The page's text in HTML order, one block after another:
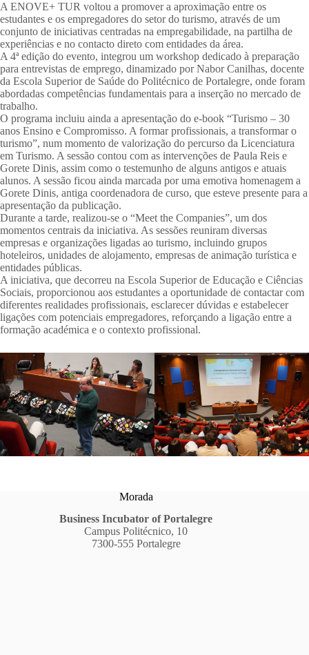
A ENOVE+ TUR voltou a promover a aproximação entre os
estudantes e os empregadores do setor do turismo, através de um
conjunto de iniciativas centradas na empregabilidade, na partilha de
experiências e no contacto direto com entidades da área.
A 4ª edição do evento, integrou um workshop dedicado à preparação
para entrevistas de emprego, dinamizado por Nabor Canilhas, docente
da Escola Superior de Saúde do Politécnico de Portalegre, onde foram
abordadas competências fundamentais para a inserção no mercado de
trabalho.
O programa incluiu ainda a apresentação do e-book “Turismo – 30
anos Ensino e Compromisso. A formar profissionais, a transformar o
turismo”, num momento de valorização do percurso da Licenciatura
em Turismo. A sessão contou com as intervenções de Paula Reis e
Gorete Dinis, assim como o testemunho de alguns antigos e atuais
alunos. A sessão ficou ainda marcada por uma emotiva homenagem a
Gorete Dinis, antiga coordenadora de curso, que esteve presente para a
apresentação da publicação.
Durante a tarde, realizou-se o “Meet the Companies”, um dos
momentos centrais da iniciativa. As sessões reuniram diversas
empresas e organizações ligadas ao turismo, incluindo grupos
hoteleiros, unidades de alojamento, empresas de animação turística e
entidades públicas.
A iniciativa, que decorreu na Escola Superior de Educação e Ciências
Sociais, proporcionou aos estudantes a oportunidade de contactar com
diferentes realidades profissionais, esclarecer dúvidas e estabelecer
ligações com potenciais empregadores, reforçando a ligação entre a
formação académica e o contexto profissional.
Morada
Business Incubator of Portalegre
Campus Politécnico, 10
7300-555 Portalegre